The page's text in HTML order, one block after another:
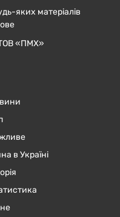
яких матеріалів
«ПМХ»
в Україні